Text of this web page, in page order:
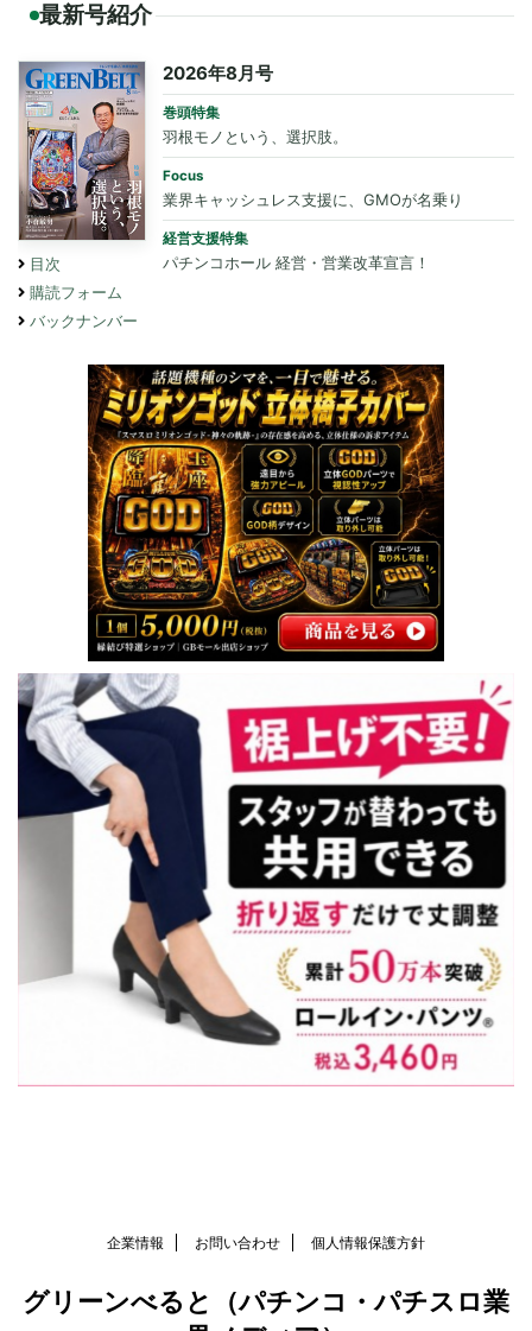
最新号紹介
目次
購読フォーム
バックナンバー
2026年8月号
巻頭特集
羽根モノという、選択肢。
Focus
業界キャッシュレス支援に、GMOが名乗り
経営支援特集
パチンコホール 経営・営業改革宣言！
企業情報 お問い合わせ 個人情報保護方針
グリーンべると（パチンコ・パチスロ業